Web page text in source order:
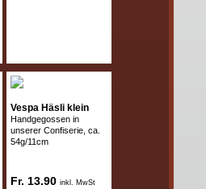
Vespa Häsli klein
Handgegossen in
unserer Confiserie, ca.
54g/11cm
Fr. 13.90 inkl. MwSt